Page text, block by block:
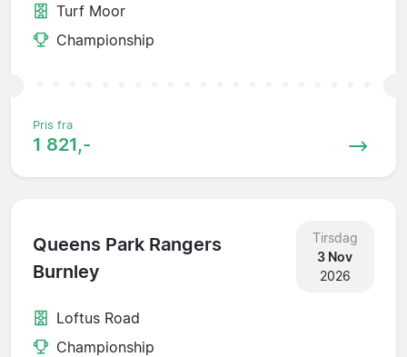
Turf Moor
Championship
Pris fra
1 821,-
Queens Park Rangers
Burnley
Tirsdag
3 Nov
2026
Loftus Road
Championship